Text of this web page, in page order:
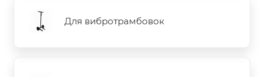
Для вибротрамбовок